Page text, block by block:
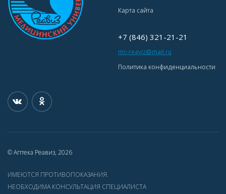
Карта сайта
+7 (846) 321-21-21
mc-reaviz@mail.ru
Политика конфиденциальности
© Аптека Реавиз, 2026
ИМЕЮТСЯ ПРОТИВОПОКАЗАНИЯ.
НЕОБХОДИМА КОНСУЛЬТАЦИЯ СПЕЦИАЛИСТА